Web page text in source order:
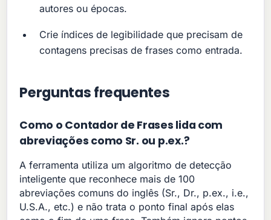
autores ou épocas.
Crie índices de legibilidade que precisam de
contagens precisas de frases como entrada.
Perguntas frequentes
Como o Contador de Frases lida com
abreviações como Sr. ou p.ex.?
A ferramenta utiliza um algoritmo de detecção
inteligente que reconhece mais de 100
abreviações comuns do inglês (Sr., Dr., p.ex., i.e.,
U.S.A., etc.) e não trata o ponto final após elas